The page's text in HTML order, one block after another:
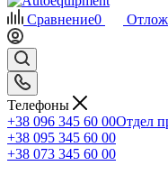
Сравнение0
Телефоны
+38 096 345 60 00Отдел
+38 095 345 60 00
+38 073 345 60 00